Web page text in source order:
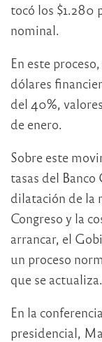
tocó los $1.280
nominal.
En este
dólares
del 40%,
de enero.
Sobre este
tasas del
dilatación de la
Congreso y la
arrancar, el
un proceso
que se actualiza.
En la
presidencial,